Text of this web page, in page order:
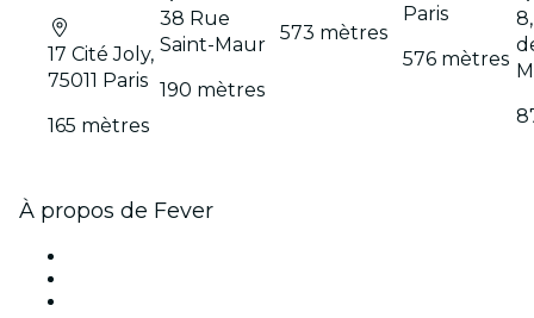
17 Cité Joly,
75011 Paris
165 mètres
38 Rue
Saint-Maur
190 mètres
573 mètres
Paris
576 mètres
À propos de Fever